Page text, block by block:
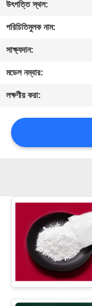
গুণমান
নিয়ন্ত্রণ
আমাদের
সাথে
একটি
অনুরোধ
সাইট
উৎপত্তি স্থল:
পরিচিতিমুলক নাম:
সাক্ষ্যদান:
মডেল নম্বার:
লক্ষণীয় করা: